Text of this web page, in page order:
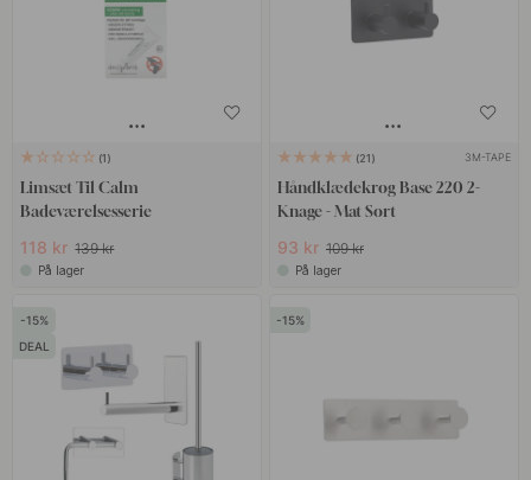
1
Limsæt Til Calm
Badeværelsesserie
118 kr 139 kr
På lager
21 3M-TAPE
Håndklædekrog Base 220 2-
Knage - Mat Sort
93 kr 109 kr
På lager
15
DEAL
15